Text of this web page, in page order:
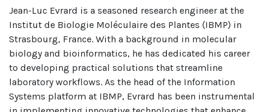
Jean-Luc Evrard is a seasoned research engineer at the
Institut de Biologie Moléculaire des Plantes (IBMP) in
Strasbourg, France. With a background in molecular
biology and bioinformatics, he has dedicated his career
to developing practical solutions that streamline
laboratory workflows. As the head of the Information
Systems platform at IBMP, Evrard has been instrumental